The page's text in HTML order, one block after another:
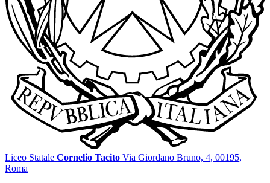
Liceo Statale Cornelio Tacito Via Giordano Bruno, 4, 00195,
Roma